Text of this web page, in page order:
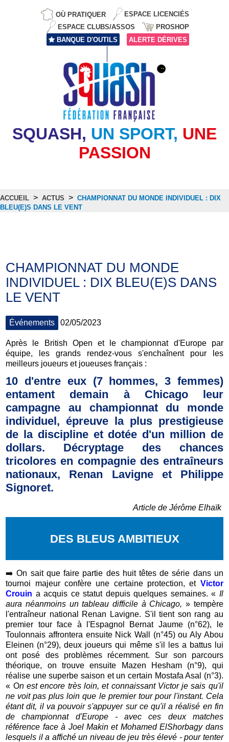
OÙ PRATIQUER
ESPACE LICENCIÉS
ESPACE CLUBS/ASSOS
PROSHOP
BANQUE D'OUTILS
ALERTE DÉRIVES
SQUASH, UN SPORT, UNE
PASSION
ACCUEIL > ACTUS > CHAMPIONNAT DU MONDE INDIVIDUEL : DIX
BLEU(E)S DANS LE VENT
CHAMPIONNAT DU MONDE
INDIVIDUEL : DIX BLEU(E)S DANS
LE VENT
Événements 02/05/2023
Après le British Open et le championnat d'Europe par
équipe, les grands rendez-vous s'enchaînent pour les
meilleurs joueurs et joueuses français :
10 d'entre eux (7 hommes, 3 femmes)
entament demain à Chicago leur
campagne au championnat du monde
individuel, épreuve la plus prestigieuse
de la discipline et dotée d'un million de
dollars. Décryptage des chances
tricolores en compagnie des entraîneurs
nationaux, Renan Lavigne et Philippe
Signoret.
Article de Jérôme Elhaïk
DES BLEUS AMBITIEUX
➡️On sait que faire partie des huit têtes de série dans un
tournoi majeur confère une certaine protection, et Victor
Crouin aacquis ce statut depuis quelques semaines. « Il
aura néanmoins un tableau difficile à Chicago, » tempère
l'entraîneur national Renan Lavigne. S'il tient son rang au
premier tour face à l'Espagnol Bernat Jaume (n°62), le
Toulonnais affrontera ensuite Nick Wall (n°45) ou Aly Abou
Eleinen (n°29), deux joueurs qui même s'il les a battus lui
ont posé des problèmes récemment. Sur son parcours
théorique, on trouve ensuite Mazen Hesham (n°9), qui
réalise une superbe saison et un certain Mostafa Asal (n°3).
« On est encore très loin, et connaissant Victor je sais qu'il
ne voit pas plus loin que le premier tour pour l'instant. Cela
étant dit, il va pouvoir s'appuyer sur ce qu'il a réalisé en fin
de championnat d'Europe - avec ces deux matches
référence face à Joel Makin et Mohamed ElShorbagy dans
lesquels il a affiché un niveau de jeu très élevé - pour tenter